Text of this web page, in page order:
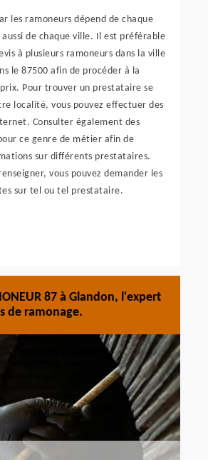
les ramoneurs dépend de chaque
de chaque ville. Il est préférable
à plusieurs ramoneurs dans la ville
le 87500 afin de procéder à la
Pour trouver un prestataire se
localité, vous pouvez effectuer des
Consulter également des
ce genre de métier afin de
sur différents prestataires.
vous pouvez demander les
sur tel ou tel prestataire.
87 à Glandon, l'expert
de ramonage.